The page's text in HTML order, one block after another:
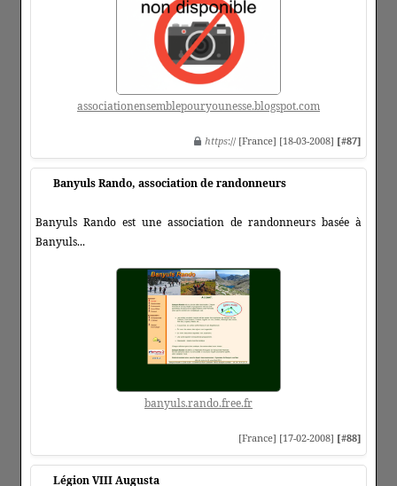
associationensemblepouryounesse.blogspot.com
https:// [France] [18-03-2008] [#87]
Banyuls Rando, association de randonneurs
Banyuls Rando est une association de randonneurs basée à
Banyuls...
banyuls.rando.free.fr
[France] [17-02-2008] [#88]
Légion VIII Augusta